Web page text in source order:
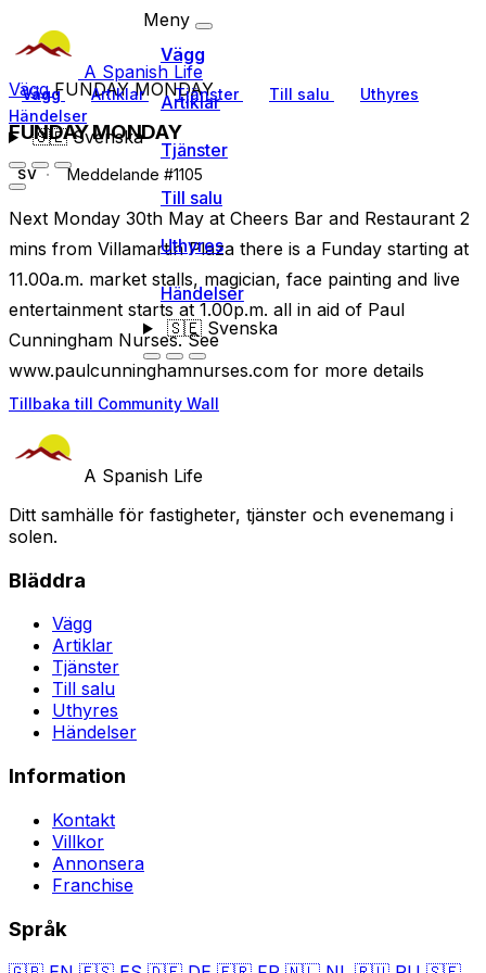
A Spanish Life
Vägg Artiklar Tjänster Till salu
Uthyres
Händelser
🇸🇪Svenska
Meny
Vägg
Artiklar
Tjänster
Till salu
Uthyres
Händelser
🇸🇪Svenska
VäggFUNDAY MONDAY
FUNDAY MONDAY
SV Meddelande #1105
Next Monday 30th May at Cheers Bar and Restaurant 2
mins from Villamartin Plaza there is a Funday starting at
11.00a.m. market stalls, magician, face painting and live
entertainment starts at 1.00p.m. all in aid of Paul
Cunningham Nurses. See
www.paulcunninghamnurses.com for more details
Tillbaka till Community Wall
A Spanish Life
Ditt samhälle för fastigheter, tjänster och evenemang i
solen.
Bläddra
Vägg
Artiklar
Tjänster
Till salu
Uthyres
Händelser
Information
Kontakt
Villkor
Annonsera
Franchise
Språk